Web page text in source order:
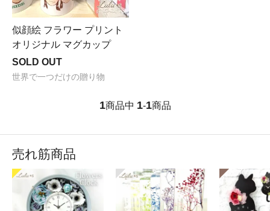
似顔絵 フラワー プリント
オリジナル マグカップ
SOLD OUT
世界で一つだけの贈り物
1商品中 1-1商品
売れ筋商品